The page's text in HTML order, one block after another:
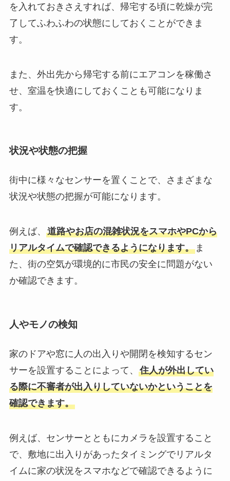
を入れておきさえすれば、帰宅する頃に乾燥が完
了してふわふわの状態にしておくことができま
す。
また、外出先から帰宅する前にエアコンを稼働さ
せ、室温を快適にしておくことも可能になりま
す。
状況や状態の把握
街中に様々なセンサーを置くことで、さまざまな
状況や状態の把握が可能になります。
例えば、 道路やお店の混雑状況をスマホやPCから
リアルタイムで確認できるようになります。ま
た、街の空気が環境的に市民の安全に問題がない
か確認できます。
人やモノの検知
家のドアや窓に人の出入りや開閉を検知するセン
サーを設置することによって、 住人が外出してい
る際に不審者が出入りしていないかということを
確認できます。
例えば、センサーとともにカメラを設置すること
で、敷地に出入りがあったタイミングでリアルタ
イムに家の状況をスマホなどで確認できるように